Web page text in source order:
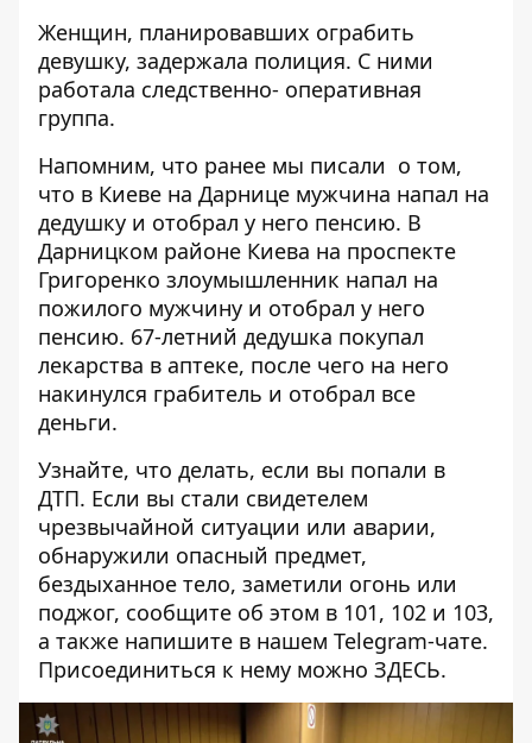
Женщин, планировавших ограбить
девушку, задержала полиция. С ними
работала следственно- оперативная
группа.
Напомним, что ранее мы писали о том,
что в Киеве на Дарнице мужчина напал на
дедушку и отобрал у него пенсию. В
Дарницком районе Киева на проспекте
Григоренко злоумышленник напал на
пожилого мужчину и отобрал у него
пенсию. 67-летний дедушка покупал
лекарства в аптеке, после чего на него
накинулся грабитель и отобрал все
деньги.
Узнайте, что делать, если вы попали в
ДТП. Если вы стали свидетелем
чрезвычайной ситуации или аварии,
обнаружили опасный предмет,
бездыханное тело, заметили огонь или
поджог, сообщите об этом в 101, 102 и 103,
а также напишите в нашем Telegram-чате.
Присоединиться к нему можно ЗДЕСЬ.